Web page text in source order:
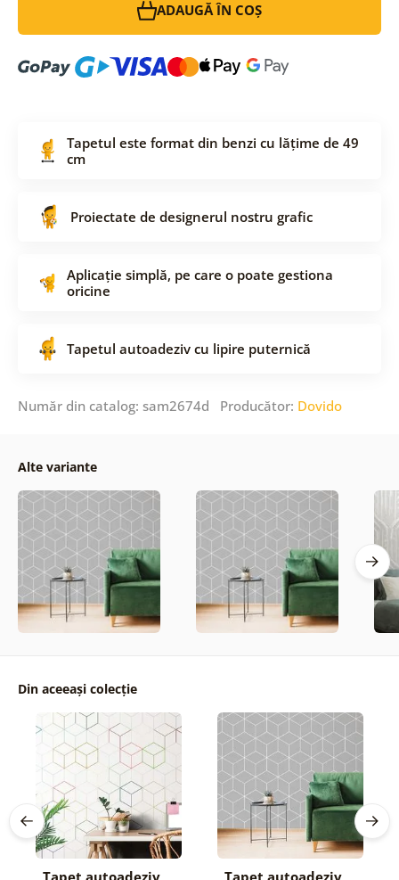
ADAUGĂ ÎN COȘ
Tapetul este format din benzi cu lățime de 49
cm
Proiectate de designerul nostru grafic
Aplicație simplă, pe care o poate gestiona
oricine
Tapetul autoadeziv cu lipire puternică
Număr din catalog: sam2674d Producător: Dovido
Alte variante
Din aceeași colecție
Tapet autoadeziv Tapet autoadeziv